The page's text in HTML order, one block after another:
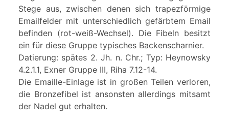
Stege aus, zwischen denen sich trapezförmige
Emailfelder mit unterschiedlich gefärbtem Email
befinden (rot-weiß-Wechsel). Die Fibeln besitzt
ein für diese Gruppe typisches Backenscharnier.
Datierung: spätes 2. Jh. n. Chr.; Typ: Heynowsky
4.2.1.1, Exner Gruppe III, Riha 7.12-14.
Die Emaille-Einlage ist in großen Teilen verloren,
die Bronzefibel ist ansonsten allerdings mitsamt
der Nadel gut erhalten.